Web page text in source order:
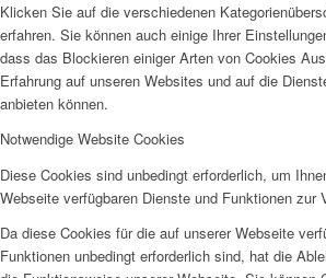
Klicken Sie auf die verschiedenen
erfahren. Sie können auch einige Ihrer
dass das Blockieren einiger Arten von Cookies
Erfahrung auf unseren Websites und auf die
anbieten können.
Notwendige Website Cookies
Diese Cookies sind unbedingt erforderlich, um
Webseite verfügbaren Dienste und Funktionen zur
Da diese Cookies für die auf unserer Webseite
Funktionen unbedingt erforderlich sind, hat die